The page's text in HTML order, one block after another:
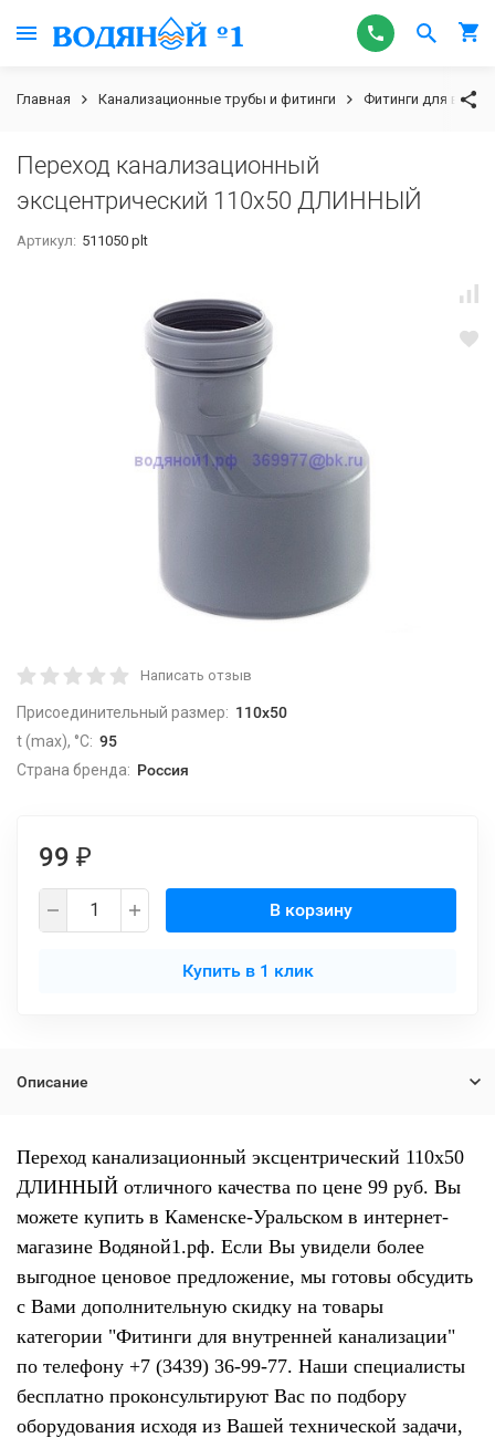
Главная Канализационные трубы и фитинги Фитинги для
Переход канализационный
эксцентрический 110х50 ДЛИННЫЙ
Артикул: 511050 plt
Написать отзыв
Присоединительный размер: 110х50
t (max), °С: 95
Страна бренда: Россия
99 ₽
В корзину
Купить в 1 клик
Описание
Переход канализационный эксцентрический 110х50
ДЛИННЫЙ отличного качества по цене 99 руб. Вы
можете купить в Каменске-Уральском в интернет-
магазине Водяной1.рф. Если Вы увидели более
выгодное ценовое предложение, мы готовы обсудить
с Вами дополнительную скидку на товары
категории "Фитинги для внутренней канализации"
по телефону +7 (3439) 36-99-77. Наши специалисты
бесплатно проконсультируют Вас по подбору
оборудования исходя из Вашей технической задачи,